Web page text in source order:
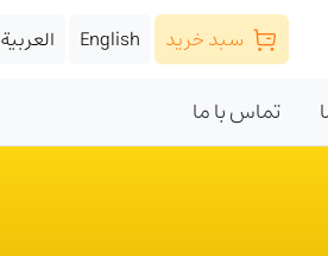
سبد خرید English العربية
تماس با ما